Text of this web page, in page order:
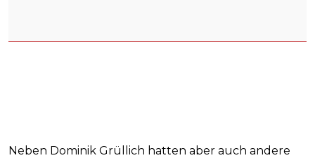
Neben Dominik Grüllich hatten aber auch andere